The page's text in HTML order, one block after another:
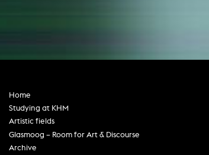
Home
Studying at KHM
Artistic fields
Glasmoog – Room for Art & Discourse
Archive